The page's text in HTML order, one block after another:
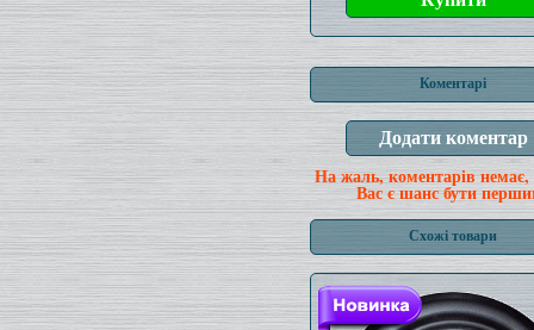
Коментарі
На жаль, коментарів немає,
Вас є шанс бути
Схожі товари